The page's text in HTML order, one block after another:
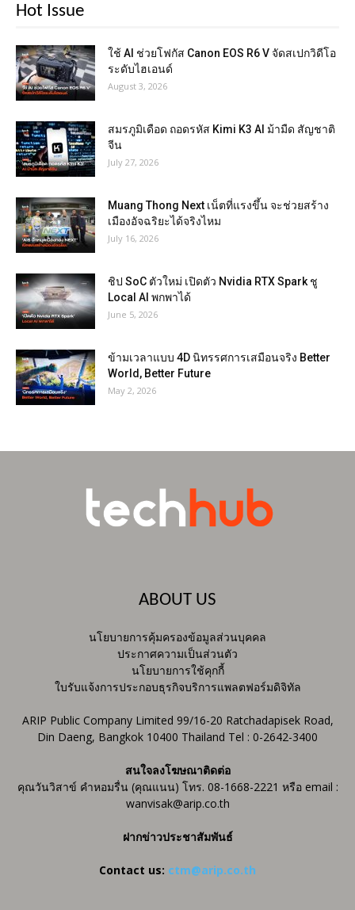
Hot Issue
ใช้ AI ช่วยโฟกัส Canon EOS R6 V จัดสเปกวิดีโอ
ระดับไฮเอนด์
August 3, 2026
สมรภูมิเดือด ถอดรหัส Kimi K3 AI ม้ามืด สัญชาติ
จีน
July 27, 2026
Muang Thong Next เน็ตที่แรงขึ้น จะช่วยสร้าง
เมืองอัจฉริยะได้จริงไหม
July 16, 2026
ชิป SoC ตัวใหม่ เปิดตัว Nvidia RTX Spark ชู
Local AI พกพาได้
June 5, 2026
ข้ามเวลาแบบ 4D นิทรรศการเสมือนจริง Better
World, Better Future
May 2, 2026
ABOUT US
นโยบายการคุ้มครองข้อมูลส่วนบุคคล
ประกาศความเป็นส่วนตัว
นโยบายการใช้คุกกี้
ใบรับแจ้งการประกอบธุรกิจบริการแพลตฟอร์มดิจิทัล
ARIP Public Company Limited 99/16-20 Ratchadapisek Road,
Din Daeng, Bangkok 10400 Thailand Tel : 0-2642-3400
สนใจลงโฆษณาติดต่อ
คุณวันวิสาข์ คำหอมรื่น (คุณแนน) โทร. 08-1668-2221 หรือ email :
wanvisak@arip.co.th
ฝากข่าวประชาสัมพันธ์
Contact us: ctm@arip.co.th